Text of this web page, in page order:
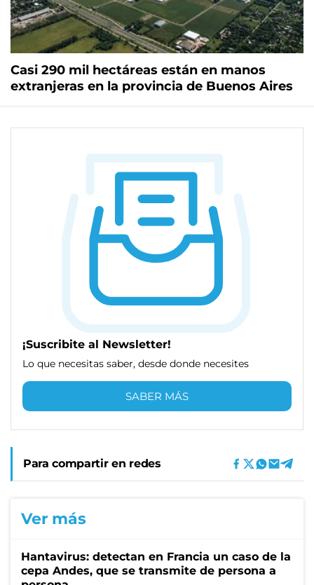
Casi 290 mil hectáreas están en manos
extranjeras en la provincia de Buenos Aires
¡Suscribite al Newsletter!
Lo que necesitas saber, desde donde necesites
SABER MÁS
Para compartir en redes
Ver más
Hantavirus: detectan en Francia un caso de la
cepa Andes, que se transmite de persona a